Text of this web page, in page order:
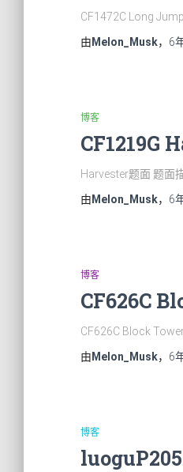
CF1472C Long
由 Melon_Musk， 6
博客
CF1219G
Harvester题面 题面
由 Melon_Musk， 6
博客
CF626C
CF626C Block
由 Melon_Musk， 6
博客